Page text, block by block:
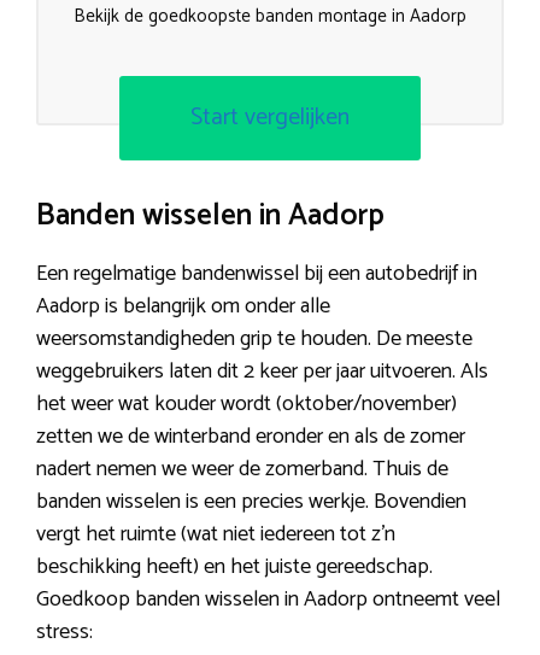
Bekijk de goedkoopste banden montage in Aadorp
Start vergelijken
Banden wisselen in Aadorp
Een regelmatige bandenwissel bij een autobedrijf in
Aadorp is belangrijk om onder alle
weersomstandigheden grip te houden. De meeste
weggebruikers laten dit 2 keer per jaar uitvoeren. Als
het weer wat kouder wordt (oktober/november)
zetten we de winterband eronder en als de zomer
nadert nemen we weer de zomerband. Thuis de
banden wisselen is een precies werkje. Bovendien
vergt het ruimte (wat niet iedereen tot z’n
beschikking heeft) en het juiste gereedschap.
Goedkoop banden wisselen in Aadorp ontneemt veel
stress: